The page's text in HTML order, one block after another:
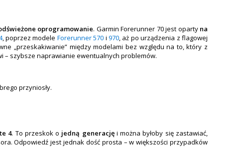
oprogramowanie. Garmin Forerunner 70 jest oparty na
, poprzez modele Forerunner 570 i970 , aż po urządzenia z flagowej
„przeskakiwanie” między modelami bez względu na to, który z
– szybsze naprawianie ewentualnych problemów.
przyniosły.
4. To przeskok o jedną generacjęi można byłoby się zastawiać,
Odpowiedź jest jednak dość prosta – w większości przypadków